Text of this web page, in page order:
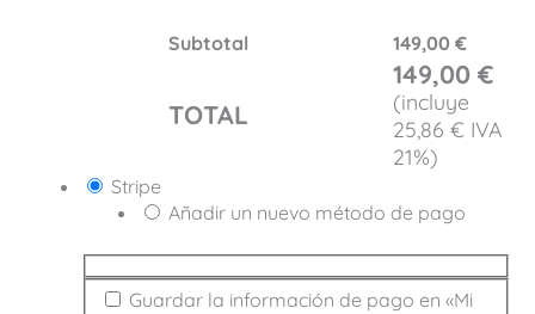
Subtotal 149,00 €
TOTAL
149,00 €
(incluye
25,86 € IVA
21%)
Stripe
Añadir un nuevo método de pago
Guardar la información de pago en «Mi